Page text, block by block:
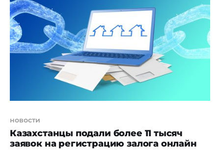
необязательно тратить кучу денег на
таргетированную рекламу. Достаточно начать с
ASO (англ. app store optimization). Зачем
разработчику разбираться в оптимизации? Вы
существенно повысите
новости
Казахстанцы подали более 11 тысяч
заявок на регистрацию залога онлайн